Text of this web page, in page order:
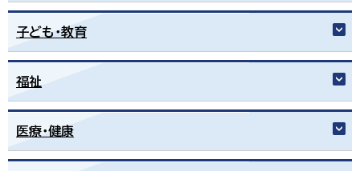
子ども・教育
福祉
医療・健康